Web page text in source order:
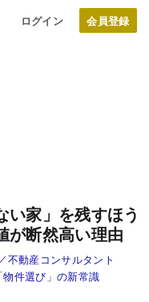
ログイン
い家」を残すほう
が断然高い理由
不動産コンサルタント
件選び」の新常識